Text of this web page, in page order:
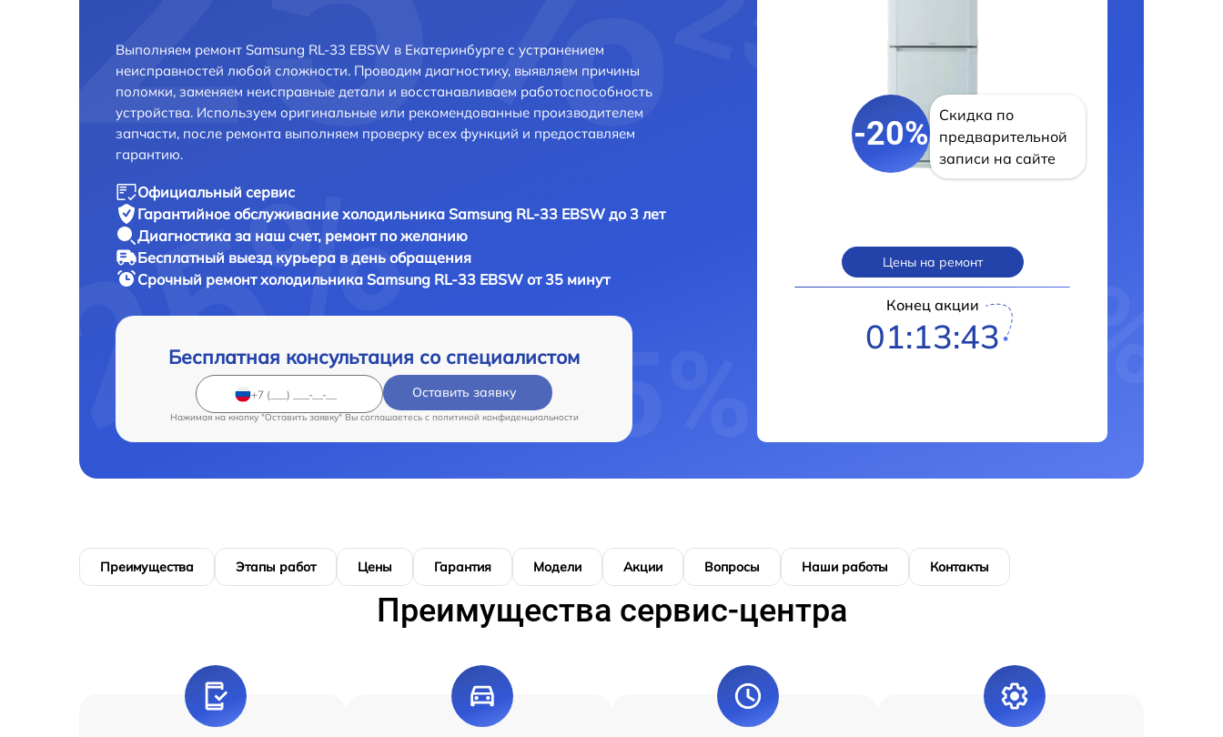
Выполняем ремонт Samsung RL-33 EBSW в Екатеринбурге с устранением
неисправностей любой сложности. Проводим диагностику, выявляем причины
поломки, заменяем неисправные детали и восстанавливаем работоспособность
устройства. Используем оригинальные или рекомендованные производителем
запчасти, после ремонта выполняем проверку всех функций и предоставляем
гарантию.
Официальный сервис
Гарантийное обслуживание холодильника Samsung RL-33 EBSW до 3 лет
Диагностика за наш счет, ремонт по желанию
Бесплатный выезд курьера в день обращения
Срочный ремонтхолодильника Samsung RL-33 EBSW от 35 минут
Бесплатная консультация со специалистом
Оставить заявку
Нажимая на кнопку "Оставить заявку" Вы соглашаетесь c политикой конфиденциальности
-20%
Скидка по
предварительной
записи на сайте
Цены на ремонт
Конец акции
01:13:42
Преимущества Этапы работ Цены Гарантия Модели Акции Вопросы Наши работы Контакты
Преимущества сервис-центра